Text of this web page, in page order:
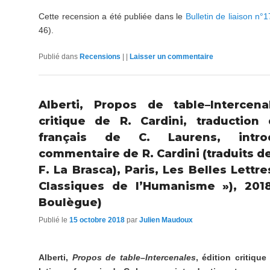
Cette recension a été publiée dans le Bulletin de liaison
46).
Publié dans Recensions Laisser un commentaire
Alberti, Propos de
critique de R. Cardini,
français de C. Laurens,
commentaire de R. Cardini (traduits
F. La Brasca), Paris, Les Belles
Classiques de l’Humanisme »),
Boulègue)
Publié le 15 octobre 2018 par Julien Maudoux
Alberti, Propos de table–Intercenales, édition critique